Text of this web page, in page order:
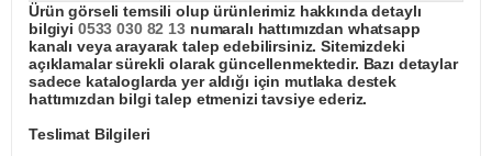
Ürün görseli temsili olup ürünlerimiz hakkında detaylı
bilgiyi 0533 030 82 13numaralı hattımızdan whatsapp
kanalı veya arayarak talep edebilirsiniz. Sitemizdeki
açıklamalar sürekli olarak güncellenmektedir. Bazı detaylar
sadece kataloglarda yer aldığı için mutlaka destek
hattımızdan bilgi talep etmenizi tavsiye ederiz.
Teslimat Bilgileri